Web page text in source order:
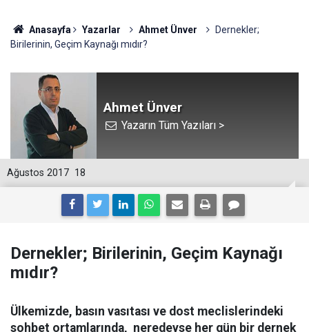
Anasayfa Yazarlar Ahmet Ünver
Dernekler;
Birilerinin, Geçim Kaynağı mıdır?
Ahmet Ünver
Yazarın Tüm Yazıları >
18
Ağustos 2017
Dernekler; Birilerinin, Geçim Kaynağı
mıdır?
Ülkemizde, basın vasıtası ve dost meclislerindeki
sohbet ortamlarında, neredeyse her gün bir dernek